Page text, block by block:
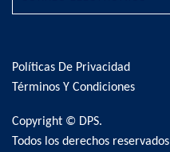
Our
Newsletter:
Políticas De Privacidad
Términos Y Condiciones
Copyright © DPS.
Todos los derechos reservados